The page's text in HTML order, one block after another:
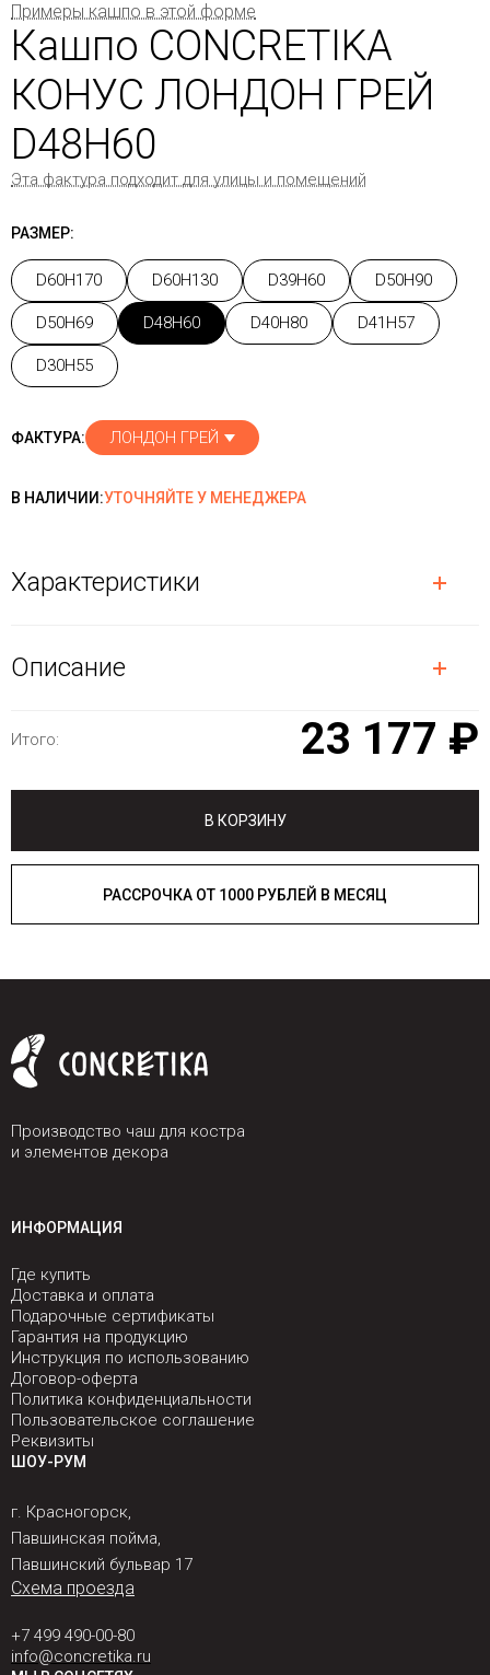
Примеры кашпо в этой форме
Кашпо CONCRETIKA
КОНУС ЛОНДОН ГРЕЙ
D48H60
Эта фактура подходит для улицы и помещений
РАЗМЕР:
D60H170 D60H130 D39H60 D50H90
D50H69 D48H60 D40H80 D41H57
D30H55
ФАКТУРА: ЛОНДОН ГРЕЙ
В НАЛИЧИИ:УТОЧНЯЙТЕ У МЕНЕДЖЕРА
Характеристики
Описание
Итого: 23 177 ₽
В КОРЗИНУ
РАССРОЧКА ОТ 1000 РУБЛЕЙ В МЕСЯЦ
Производство чаш для костра
и элементов декора
ИНФОРМАЦИЯ
Где купить
Доставка и оплата
Подарочные сертификаты
Гарантия на продукцию
Инструкция по использованию
Договор-оферта
Политика конфиденциальности
Пользовательское соглашение
Реквизиты
ШОУ-РУМ
г. Красногорск,
Павшинская пойма,
Павшинский бульвар 17
Схема проезда
+7 499 490-00-80
info@concretika.ru